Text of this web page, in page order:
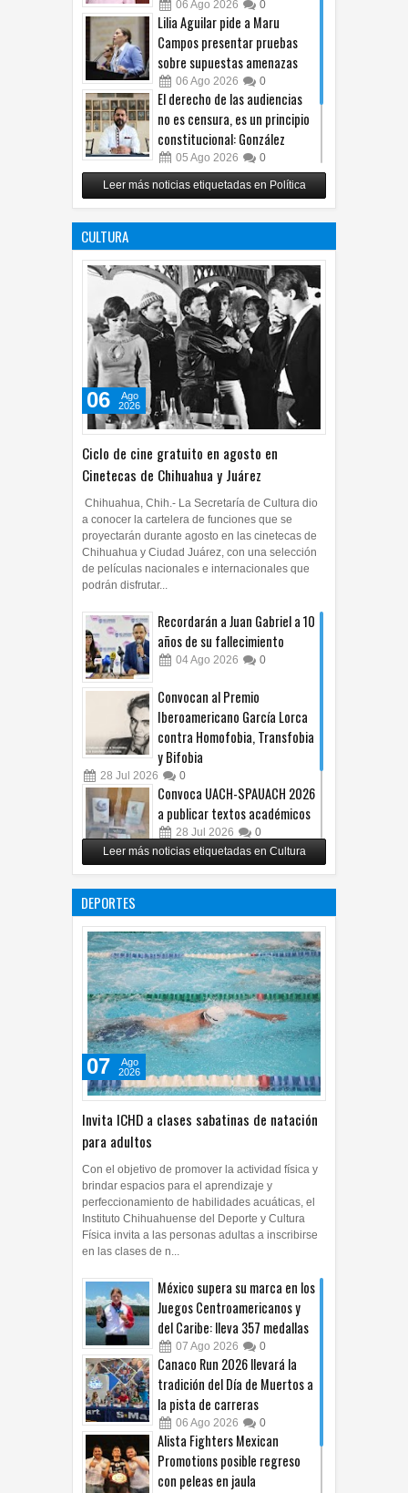
06 Ago 2026 0
Lilia Aguilar pide a Maru
Campos presentar pruebas
sobre supuestas amenazas
06 Ago 2026 0
El derecho de las audiencias
no es censura, es un principio
constitucional: González
05 Ago 2026 0
Relanza Villalobos programa
de afiliación del PRI en
Leer más noticias etiquetadas en Política
CULTURA
Ciclo de cine gratuito en agosto en
Cinetecas de Chihuahua y Juárez
06
Ago
2026
Chihuahua, Chih.- La Secretaría de Cultura dio
a conocer la cartelera de funciones que se
proyectarán durante agosto en las cinetecas de
Chihuahua y Ciudad Juárez, con una selección
de películas nacionales e internacionales que
podrán disfrutar...
Recordarán a Juan Gabriel a 10
años de su fallecimiento
04Ago 2026 0
Convocan al Premio
Iberoamericano García Lorca
contra Homofobia, Transfobia
y Bifobia
28 Jul 2026 0
Convoca UACH-SPAUACH 2026
a publicar textos académicos
28 Jul 2026 0
Copian proyecto pictórico del
exalcalde Juan Blanco
Leer más noticias etiquetadas en Cultura
DEPORTES
Invita ICHD a clases sabatinas de natación
para adultos
07
Ago
2026
Con el objetivo de promover la actividad física y
brindar espacios para el aprendizaje y
perfeccionamiento de habilidades acuáticas, el
Instituto Chihuahuense del Deporte y Cultura
Física invita a las personas adultas a inscribirse
en las clases de n...
México supera su marca en los
Juegos Centroamericanos y
del Caribe: lleva 357 medallas
07 Ago 2026 0
Canaco Run 2026 llevará la
tradición del Día de Muertos a
la pista de carreras
06 Ago 2026 0
Alista Fighters Mexican
Promotions posible regreso
con peleas en jaula